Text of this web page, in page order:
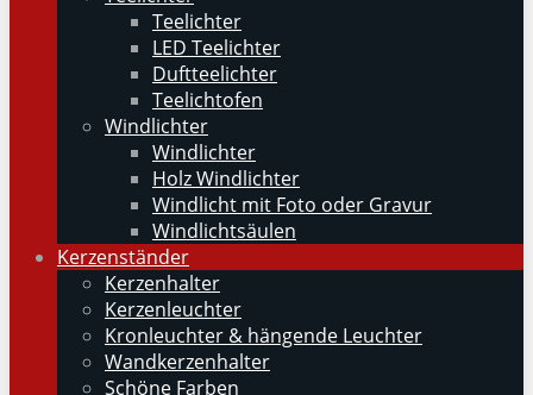
Teelichter
LED Teelichter
Duftteelichter
Teelichtofen
Windlichter
Windlichter
Holz Windlichter
Windlicht mit Foto oder Gravur
Windlichtsäulen
Kerzenständer
Kerzenhalter
Kerzenleuchter
Kronleuchter & hängende Leuchter
Wandkerzenhalter
Schöne Farben